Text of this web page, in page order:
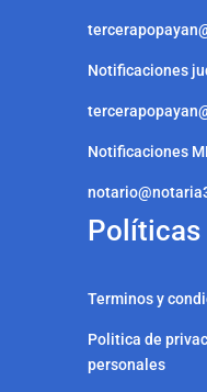
Notificaciones
Notificaciones
Políticas
Terminos y
Politica de
personales